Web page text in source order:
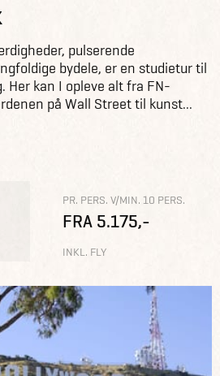
pulserende
bydele, er en studietur til
Her kan I opleve alt fra FN-
på Wall Street til kunst...
PR. PERS. V/MIN. 10 PERS.
FRA 5.175,-
INKL. FLY